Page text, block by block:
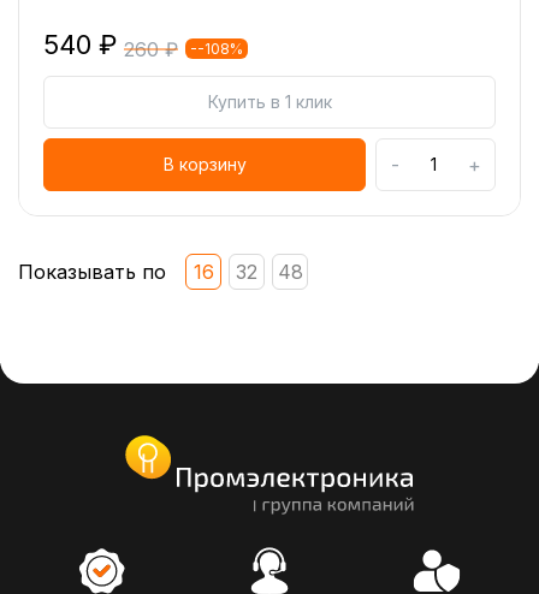
540 ₽ 260 ₽ --108%
Купить в 1 клик
В корзину - +
Показывать по 16 32 48